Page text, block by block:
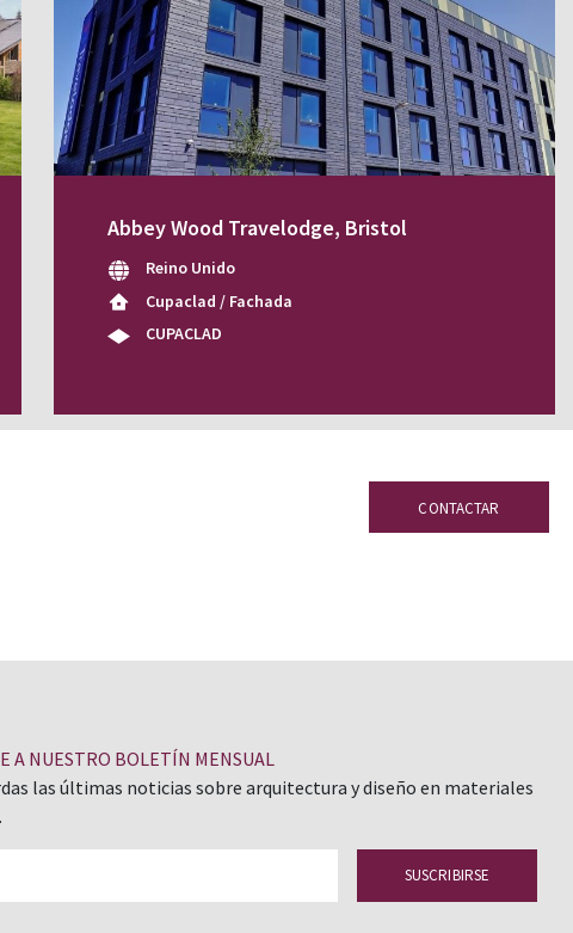
Abbey Wood Travelodge, Bristol
Reino Unido
Cupaclad / Fachada
CUPACLAD
CONTACTAR
A NUESTRO BOLETÍN MENSUAL
las últimas noticias sobre arquitectura y diseño en materiales